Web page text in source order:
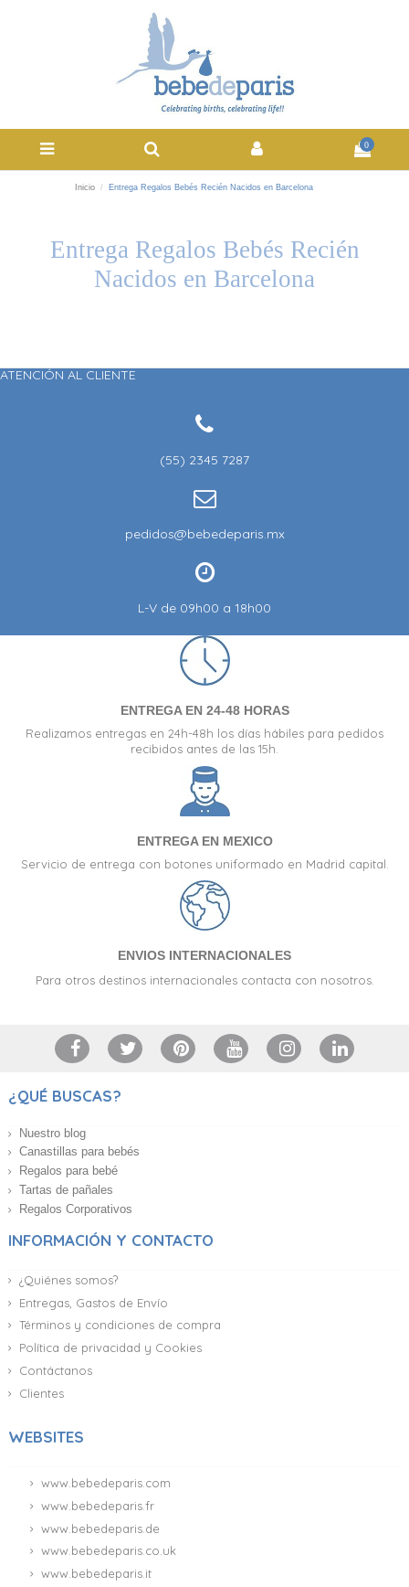
0
Inicio Entrega Regalos Bebés Recién Nacidos en Barcelona
Entrega Regalos Bebés Recién
Nacidos en Barcelona
ATENCIÓN AL CLIENTE
(55) 2345 7287
pedidos@bebedeparis.mx
L-V de 09h00 a 18h00
ENTREGA EN 24-48 HORAS
Realizamos entregas en 24h-48h los días hábiles para pedidos
recibidos antes de las 15h.
ENTREGA EN MEXICO
Servicio de entrega con botones uniformado en Madrid capital.
ENVIOS INTERNACIONALES
Para otros destinos internacionales contacta con nosotros.
¿QUÉ BUSCAS?
Nuestro blog
Canastillas para bebés
Regalos para bebé
Tartas de pañales
Regalos Corporativos
INFORMACIÓN Y CONTACTO
¿Quiénes somos?
Entregas, Gastos de Envío
Términos y condiciones de compra
Política de privacidad y Cookies
Contáctanos
Clientes
WEBSITES
www.bebedeparis.com
www.bebedeparis.fr
www.bebedeparis.de
www.bebedeparis.co.uk
www.bebedeparis.it